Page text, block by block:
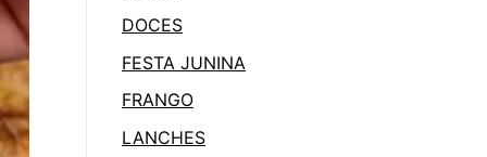
DOCES
FESTA JUNINA
FRANGO
LANCHES